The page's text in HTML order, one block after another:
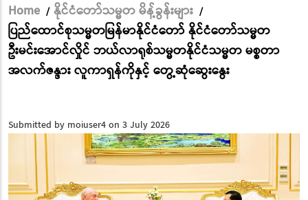
Breadcrumb
Home / နိုင်ငံတော်သမ္မတ မိန့်ခွန်းများ /
ပြည်ထောင်စုသမ္မတမြန်မာနိုင်ငံတော် နိုင်ငံတော်သမ္မတ
ဦးမင်းအောင်လှိုင် ဘယ်လာရုစ်သမ္မတနိုင်ငံသမ္မတ မစ္စတာ
အလက်ဇန္ဒား လူကာရှန်ကိုနှင့် တွေ့ဆုံဆွေးနွေး
Submitted by moiuser4on 3 July 2026